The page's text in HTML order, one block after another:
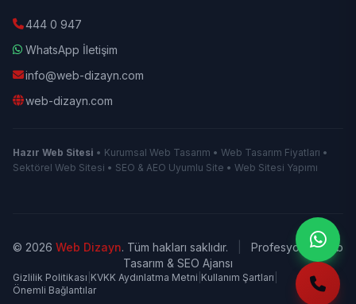
444 0 947
WhatsApp İletişim
info@web-dizayn.com
web-dizayn.com
Hazır Web Sitesi • Kurumsal Web Tasarım • Web Tasarım Fiyatları •
Sektörel Web Sitesi • SEO & AEO Uyumlu Site • Web Sitesi Yapımı
© 2026 Web Dizayn. Tüm hakları saklıdır.
Profesyonel Web
Tasarım & SEO Ajansı
Gizlilik Politikası KVKK Aydınlatma Metni Kullanım Şartları
Önemli Bağlantılar